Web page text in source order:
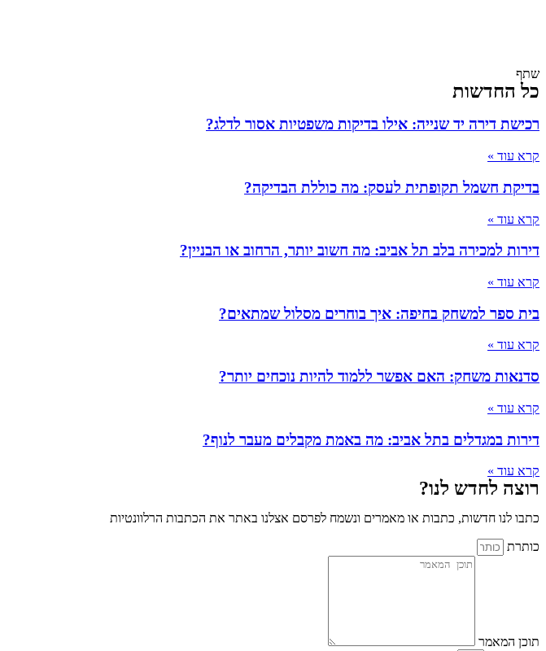
שתף
כל החדשות
רכישת דירה יד שנייה: אילו בדיקות משפטיות אסור לדלג?
קרא עוד »
בדיקת חשמל תקופתית לעסק: מה כוללת הבדיקה?
קרא עוד »
דירות למכירה בלב תל אביב: מה חשוב יותר, הרחוב או הבניין?
קרא עוד »
בית ספר למשחק בחיפה: איך בוחרים מסלול שמתאים?
קרא עוד »
סדנאות משחק: האם אפשר ללמוד להיות נוכחים יותר?
קרא עוד »
דירות במגדלים בתל אביב: מה באמת מקבלים מעבר לנוף?
קרא עוד »
רוצה לחדש לנו?
כתבו לנו חדשות, כתבות או מאמרים ונשמח לפרסם אצלנו באתר את הכתבות הרלוונטיות
כותרת
תוכן המאמר